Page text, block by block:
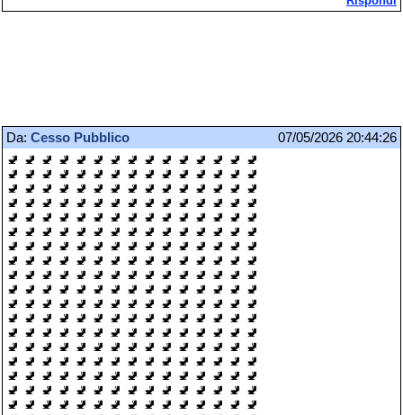
Da: Cesso Pubblico
07/05/2026 20:44:26
🚽 🚽 🚽 🚽 🚽 🚽 🚽 🚽 🚽 🚽 🚽 🚽 🚽 🚽 🚽
🚽 🚽 🚽 🚽 🚽 🚽 🚽 🚽 🚽 🚽 🚽 🚽 🚽 🚽 🚽
🚽 🚽 🚽 🚽 🚽 🚽 🚽 🚽 🚽 🚽 🚽 🚽 🚽 🚽 🚽
🚽 🚽 🚽 🚽 🚽 🚽 🚽 🚽 🚽 🚽 🚽 🚽 🚽 🚽 🚽
🚽 🚽 🚽 🚽 🚽 🚽 🚽 🚽 🚽 🚽 🚽 🚽 🚽 🚽 🚽
🚽 🚽 🚽 🚽 🚽 🚽 🚽 🚽 🚽 🚽 🚽 🚽 🚽 🚽 🚽
🚽 🚽 🚽 🚽 🚽 🚽 🚽 🚽 🚽 🚽 🚽 🚽 🚽 🚽 🚽
🚽 🚽 🚽 🚽 🚽 🚽 🚽 🚽 🚽 🚽 🚽 🚽 🚽 🚽 🚽
🚽 🚽 🚽 🚽 🚽 🚽 🚽 🚽 🚽 🚽 🚽 🚽 🚽 🚽 🚽
🚽 🚽 🚽 🚽 🚽 🚽 🚽 🚽 🚽 🚽 🚽 🚽 🚽 🚽 🚽
🚽 🚽 🚽 🚽 🚽 🚽 🚽 🚽 🚽 🚽 🚽 🚽 🚽 🚽 🚽
🚽 🚽 🚽 🚽 🚽 🚽 🚽 🚽 🚽 🚽 🚽 🚽 🚽 🚽 🚽
🚽 🚽 🚽 🚽 🚽 🚽 🚽 🚽 🚽 🚽 🚽 🚽 🚽 🚽 🚽
🚽 🚽 🚽 🚽 🚽 🚽 🚽 🚽 🚽 🚽 🚽 🚽 🚽 🚽 🚽
🚽 🚽 🚽 🚽 🚽 🚽 🚽 🚽 🚽 🚽 🚽 🚽 🚽 🚽 🚽
🚽 🚽 🚽 🚽 🚽 🚽 🚽 🚽 🚽 🚽 🚽 🚽 🚽 🚽 🚽
🚽 🚽 🚽 🚽 🚽 🚽 🚽 🚽 🚽 🚽 🚽 🚽 🚽 🚽 🚽
🚽 🚽 🚽 🚽 🚽 🚽 🚽 🚽 🚽 🚽 🚽 🚽 🚽 🚽 🚽